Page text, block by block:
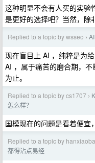
这种明显不会有人买的实验
是更好的选择吧？当然，除
Replied to a topic by wsseo ›
现在盲目上 AI ，纯粹是为
AI ，属于痛苦的磨合期，
为止。
Replied to a topic by cs1707 ›
怎么样？
国模现在的问题是看着便宜
Replied to a topic by
都得沾点易经